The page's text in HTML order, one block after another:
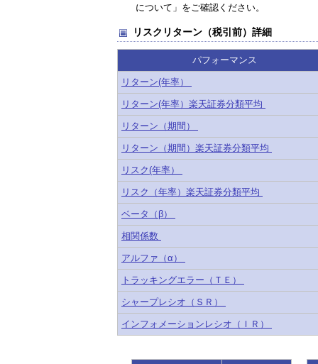
について」をご確認ください。
リスクリターン（税引前）詳細
パフォーマンス
リターン(年率）
リターン(年率）楽天証券分類平均
リターン（期間）
リターン（期間）楽天証券分類平均
リスク(年率）
リスク（年率）楽天証券分類平均
ベータ（β）
相関係数
アルファ（α）
トラッキングエラー（ＴＥ）
シャープレシオ（ＳＲ）
インフォメーションレシオ（ＩＲ）